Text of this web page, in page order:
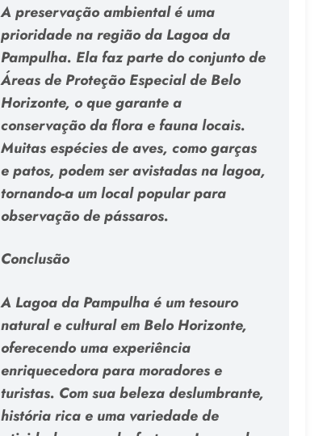
A preservação ambiental é uma
prioridade na região da Lagoa da
Pampulha. Ela faz parte do conjunto de
Áreas de Proteção Especial de Belo
Horizonte, o que garante a
conservação da flora e fauna locais.
Muitas espécies de aves, como garças
e patos, podem ser avistadas na lagoa,
tornando-a um local popular para
observação de pássaros.
Conclusão
A Lagoa da Pampulha é um tesouro
natural e cultural em Belo Horizonte,
oferecendo uma experiência
enriquecedora para moradores e
turistas. Com sua beleza deslumbrante,
história rica e uma variedade de